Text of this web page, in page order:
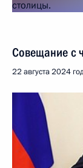
Совещание с
22 августа 2024